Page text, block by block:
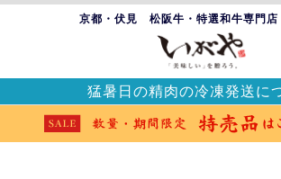
京都・伏見 松阪牛・特選和牛専門
猛暑日の精肉の冷凍発送に